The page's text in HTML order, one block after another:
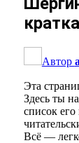
Автор
Эта
Здесь ты
список его
Всё —